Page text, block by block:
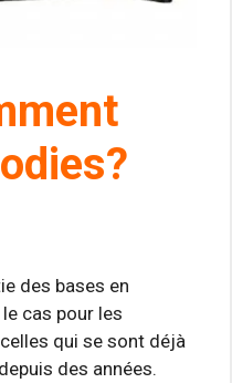
des bases en
cas pour les
qui se sont déjà
des années.